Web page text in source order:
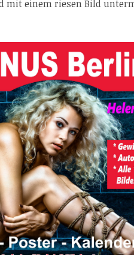
mit einem riesen Bild